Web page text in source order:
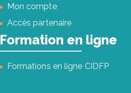
Mon compte
Accès partenaire
Formation en ligne
Formations en ligne CIDFP